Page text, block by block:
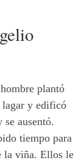
plantó
lagar y edificó
ausentó.
tiempo para
la viña. Ellos le